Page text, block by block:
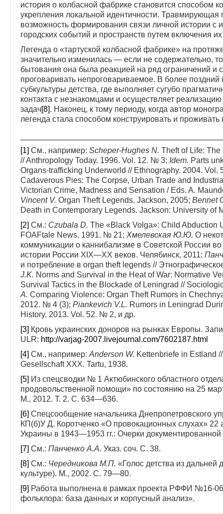
история о колбасной фабрике становится способом
укрепления локальной идентичности. Травмирующая
возможность формирования связи личной истории с
городских событий и пространств путем включения
Легенда о «тартуской колбасной фабрике» на
значительно изменилась — если не содержательно,
бытования она была реакцией на ряд ограничений и
проговаривать непроговариваемое. В более
субкультуры детства, где выполняет сугубо
контакта с незнакомцами и осуществляет
задач[8]. Наконец, к тому периоду, когда автор
легенда стала способом конструировать и
[1] См., например: Scheper-Hughes N. Theft of Life:
// Anthropology Today. 1996. Vol. 12. № 3; Idem. Parts
Organs-trafficking Underworld // Ethnography. 2004.
Cadaverous Pies: The Corpse, Urban Trade and
Victorian Crime, Madness and Sensation / Eds. A.
Vincent V. Organ Theft Legends. Jackson, 2005; Bennet
Death in Contemporary Legends. Jack­son: University of
[2] См.: Czubala D. The «Black Volga»: Child Abduction
FOAFtale News. 1991. № 21; Хмелевская Ю.Ю. О
коммуникации о каннибализме в Советской России
истории России XIX—XX веков. Челябинск, 2011;
и потребление в organ theft legends //
J.K. Norms and Survival in the Heat of War: Normative
Survival Tactics in the Blockade of Leningrad //
A. Comparing Violence: Organ Theft Rumors in
2012. № 4 (3); Piankevich V.L. Rumors in Leningrad
History. 2013. Vol. 52. № 2, и др.
[3] Кровь украинских доноров на рынках Европы.
ULR: http://varjag-2007.livejournal.com/7602187.html
[4] См., например: Anderson W. Kettenbriefe in Estland
Gesellschaft XXX. Tartu, 1938.
[5] Из спецсводки № 1 Актюбинского областного
продовольственной помощи» по состоянию на 25
М., 2012. Т. 2. С. 634—636.
[6] Спецсообщение начальника Днепропетровского
КП(б)У Д. Коротченко «О провокационных слухах» 22
Украины в 1943—1953 гг.: Очерки документированной
[7] См.: Панченко А.А. Указ. соч. С. 38.
[8] См.: Чередникова М.П. «Голос детства из
культуре). М., 2002. С. 79—80.
[9] Работа выполнена в рамках проекта РФФИ №16-
фольклора: база данных и корпусный анализ».